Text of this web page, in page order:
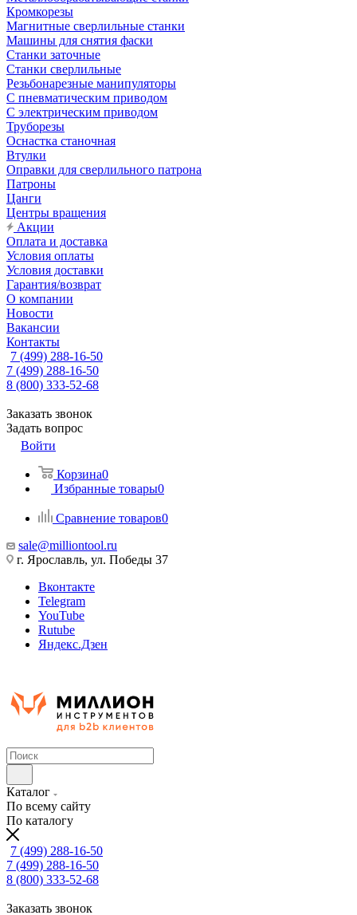
Кромкорезы
Магнитные сверлильные станки
Машины для снятия фаски
Станки заточные
Станки сверлильные
Резьбонарезные манипуляторы
С пневматическим приводом
С электрическим приводом
Труборезы
Оснастка станочная
Втулки
Оправки для сверлильного патрона
Патроны
Цанги
Центры вращения
Акции
Оплата и доставка
Условия оплаты
Условия доставки
Гарантия/возврат
О компании
Новости
Вакансии
Контакты
7 (499) 288-16-50
7 (499) 288-16-50
8 (800) 333-52-68
Заказать звонок
Задать вопрос
Войти
Корзина0
Избранные товары0
Сравнение товаров0
sale@milliontool.ru
г. Ярославль, ул. Победы 37
Вконтакте
Telegram
YouTube
Rutube
Яндекс.Дзен
Каталог
По всему сайту
По каталогу
7 (499) 288-16-50
7 (499) 288-16-50
8 (800) 333-52-68
Заказать звонок